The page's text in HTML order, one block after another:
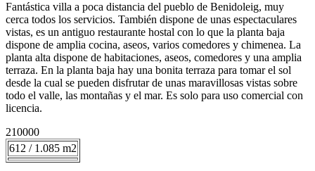
Fantástica villa a poca distancia del pueblo de Benidoleig, muy
cerca todos los servicios. También dispone de unas espectaculares
vistas, es un antiguo restaurante hostal con lo que la planta baja
dispone de amplia cocina, aseos, varios comedores y chimenea. La
planta alta dispone de habitaciones, aseos, comedores y una amplia
terraza. En la planta baja hay una bonita terraza para tomar el sol
desde la cual se pueden disfrutar de unas maravillosas vistas sobre
todo el valle, las montañas y el mar. Es solo para uso comercial con
licencia.
210000
612 / 1.085 m2